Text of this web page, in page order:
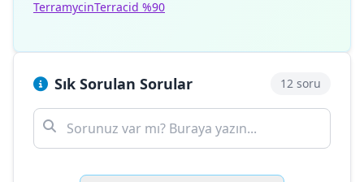
TerramycinTerracid %90
Sık Sorulan Sorular 12 soru